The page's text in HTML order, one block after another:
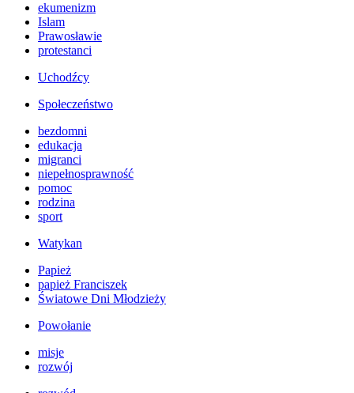
ekumenizm
Islam
Prawosławie
protestanci
Uchodźcy
Społeczeństwo
bezdomni
edukacja
migranci
niepełnosprawność
pomoc
rodzina
sport
Watykan
Papież
papież Franciszek
Światowe Dni Młodzieży
Powołanie
misje
rozwój